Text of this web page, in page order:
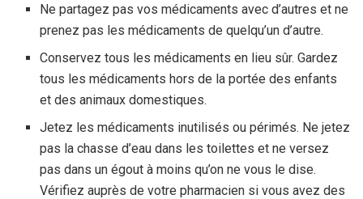
Ne partagez pas vos médicaments avec d’autres et ne
prenez pas les médicaments de quelqu’un d’autre.
Conservez tous les médicaments en lieu sûr. Gardez
tous les médicaments hors de la portée des enfants
et des animaux domestiques.
Jetez les médicaments inutilisés ou périmés. Ne jetez
pas la chasse d’eau dans les toilettes et ne versez
pas dans un égout à moins qu’on ne vous le dise.
Vérifiez auprès de votre pharmacien si vous avez des